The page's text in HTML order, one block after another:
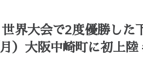
界大会で2度優勝し
）大阪中崎町に初上